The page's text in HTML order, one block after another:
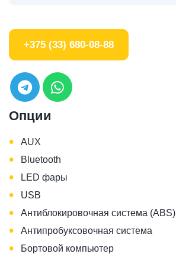
+375 (33) 680-08-88
Опции
• AUX
• Bluetooth
• LED фары
• USB
• Антиблокировочная система (ABS)
• Антипробуксовочная система
• Бортовой компьютер